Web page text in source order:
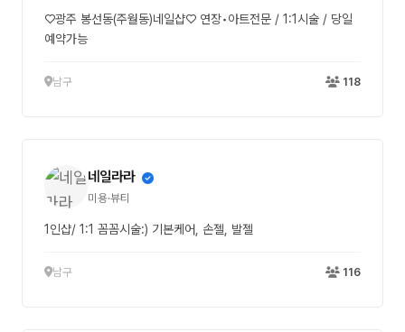
♡광주 봉선동(주월동)네일샵♡ 연장•아트전문 / 1:1시술 / 당일
예약가능
남구 118
네일라라
미용·뷰티
1인샵/ 1:1 꼼꼼시술:) 기본케어, 손젤, 발젤
남구 116